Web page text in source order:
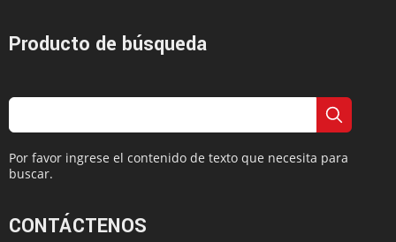
Producto de búsqueda
Por favor ingrese el contenido de texto que necesita para
buscar.
CONTÁCTENOS